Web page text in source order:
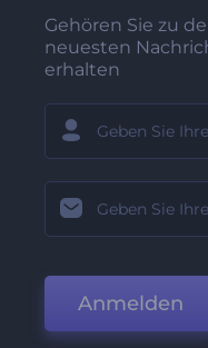
Gehören Sie zu
neuesten
erhalten
Anmelden